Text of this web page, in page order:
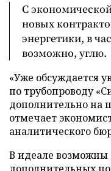
С
новых
энергетики, в
возможно, углю.
«Уже обсуждается
по трубопроводу
дополнительно на
отмечает
аналитического
В идеале возможны